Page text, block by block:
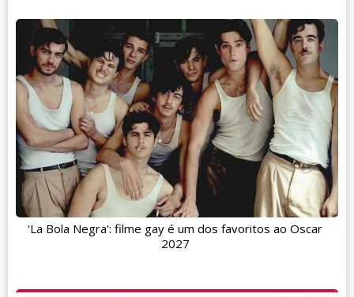
'La Bola Negra': filme gay é um dos favoritos ao Oscar
2027